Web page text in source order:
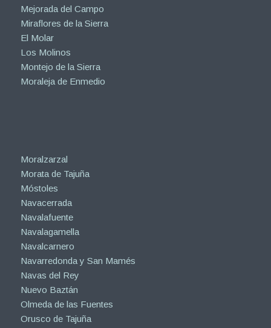
Mejorada del Campo
Miraflores de la Sierra
El Molar
Los Molinos
Montejo de la Sierra
Moraleja de Enmedio
Moralzarzal
Morata de Tajuña
Móstoles
Navacerrada
Navalafuente
Navalagamella
Navalcarnero
Navarredonda y San Mamés
Navas del Rey
Nuevo Baztán
Olmeda de las Fuentes
Orusco de Tajuña